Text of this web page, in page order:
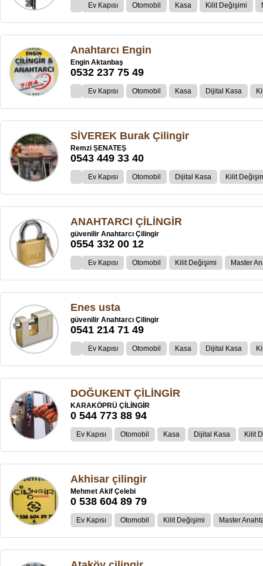
Ev Kapısı Otomobil Kasa Kilit Değişimi
Anahtarcı Engin
Engin Aktanbaş
0532 237 75 49
Ev Kapısı Otomobil Kasa Dijital Kasa
SİVEREK Burak Çilingir
Remzi ŞENATEŞ
0543 449 33 40
Ev Kapısı Otomobil Dijital Kasa Kilit
ANAHTARCI ÇİLİNGİR
güvenilir Anahtarcı Çilingir
0554 332 00 12
Ev Kapısı Otomobil Kilit Değişimi Master
Enes usta
güvenilir Anahtarcı Çilingir
0541 214 71 49
Ev Kapısı Otomobil Kasa Dijital Kasa
DOĞUKENT ÇİLİNGİR
KARAKÖPRÜ ÇİLİNGİR
0 544 773 88 94
Ev Kapısı Otomobil Kasa Dijital Kasa Kilit
Akhisar çilingir
Mehmet Akif Çelebi
0 538 604 89 79
Ev Kapısı Otomobil Kilit Değişimi Master